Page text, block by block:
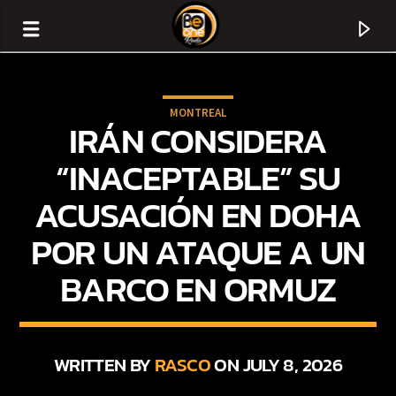
TITLE
MONTREAL
IRÁN CONSIDERA
“INACEPTABLE” SU
ACUSACIÓN EN DOHA
POR UN ATAQUE A UN
BARCO EN ORMUZ
WRITTEN BYRASCOON JULY 8, 2026